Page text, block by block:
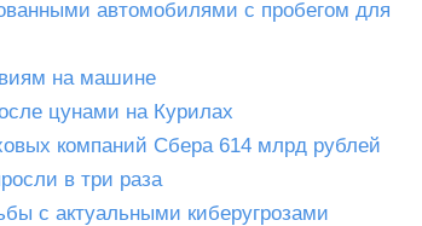
автомобилями с пробегом для
на машине
цунами на Курилах
компаний Сбера 614 млрд рублей
в три раза
с актуальными киберугрозами